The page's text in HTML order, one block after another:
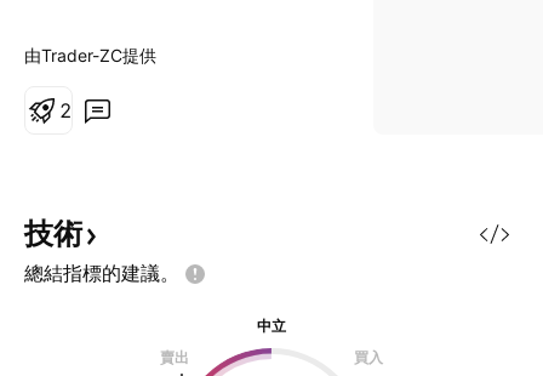
由Trader-ZC提供
2
技術
總結指標的建議。
中立
賣出
買入